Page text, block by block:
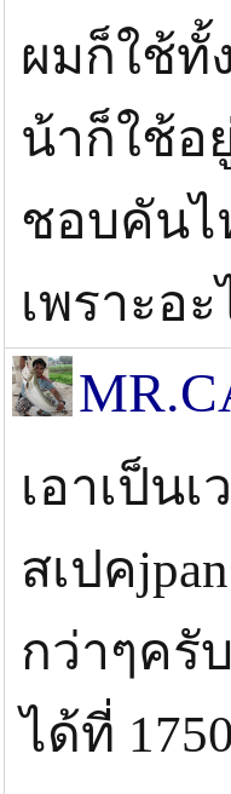
ผมก็ใช้ทั้
น้าก็ใช้อ
ชอบคันไ
เพราะอ
เอาเป็น
สเปค
กว่าๆครั
ได้ที่